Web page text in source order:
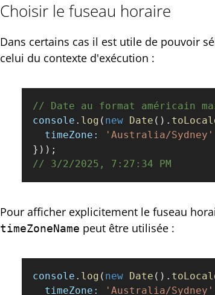
Choisir le fuseau horaire
Dans certains cas il est utile de pouvoir
celui du contexte d'exécution :
// Date au format américain
console . log ( new Date ().
  timeZone:
'Australia/Sydney'
}));
// 3/2/2025, 7:27:34 PM
Pour afficher explicitement le fuseau
timeZoneName peut être utilisée :
console . log ( new Date ().
  timeZone:
'Australia/Sydney'